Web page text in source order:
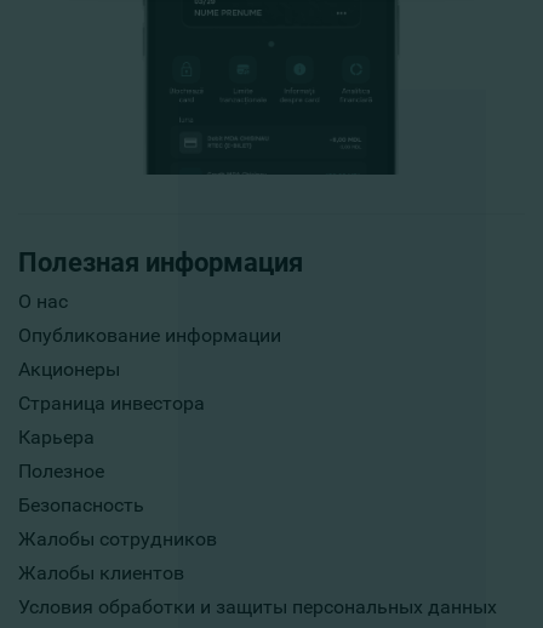
Полезная информация
О нас
Опубликование информации
Акционеры
Страница инвестора
Карьера
Полезное
Безопасность
Жалобы сотрудников
Жалобы клиентов
Условия обработки и защиты персональных данных